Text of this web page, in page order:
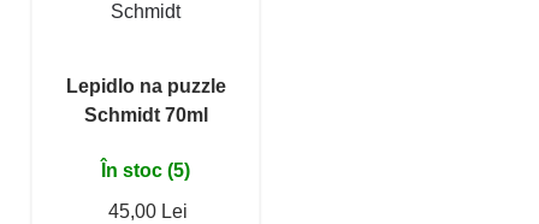
Schmidt
Lepidlo na puzzle
Schmidt 70ml
În stoc (5)
45,00 Lei